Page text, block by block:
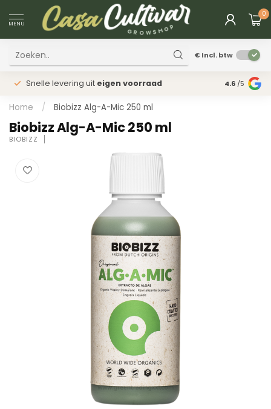
MENU
0
€Incl. btw
Snelle levering uit eigen voorraad Fysieke
4.6 /5
Home / Biobizz Alg-A-Mic 250 ml
Biobizz Alg-A-Mic 250 ml
BIOBIZZ